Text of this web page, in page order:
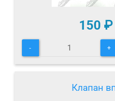
150 ₽
- +
Клапан